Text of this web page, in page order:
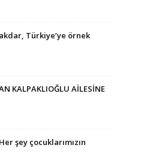
Türkiye’ye örnek
KALPAKLIOĞLU AİLESİNE
şey çocuklarımızın